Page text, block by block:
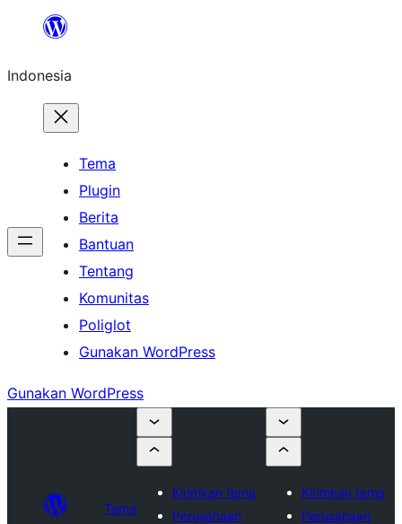
Lewati
konten
Indonesia
Tema
Plugin
Berita
Bantuan
Tentang
Komunitas
Poliglot
Gunakan WordPress
Gunakan WordPress
Tema
Kirimkan tema
Perusahaan
Kirimkan tema
Perusahaan